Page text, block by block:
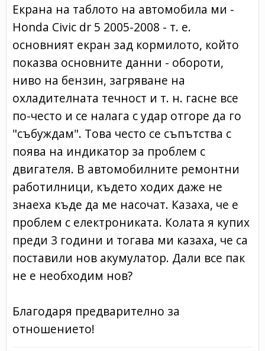
Екрана на таблото на автомобила ми -
Honda Civic dr 5 2005-2008 - т. е.
основният екран зад кормилото, който
показва основните данни - обороти,
ниво на бензин, загряване на
охладителната течност и т. н. гасне все
по-често и се налага с удар отгоре да го
"събуждам". Това често се съпътства с
поява на индикатор за проблем с
двигателя. В автомобилните ремонтни
работилници, където ходих даже не
знаеха къде да ме насочат. Казаха, че е
проблем с електрониката. Колата я купих
преди 3 години и тогава ми казаха, че са
поставили нов акумулатор. Дали все пак
не е необходим нов?
Благодаря предварително за
отношението!